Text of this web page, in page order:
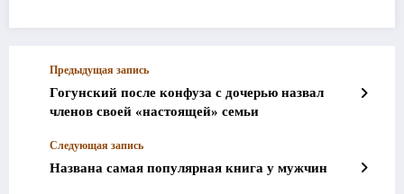
Предыдущая запись
Гогунский после конфуза с дочерью назвал
членов своей «настоящей» семьи
Следующая запись
Названа самая популярная книга у мужчин